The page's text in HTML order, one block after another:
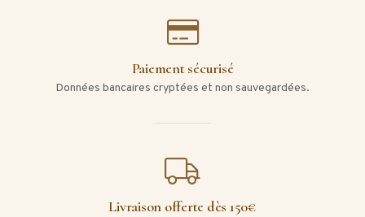
Paiement sécurisé
Données bancaires cryptées et non sauvegardées.
Livraison offerte dès 150€